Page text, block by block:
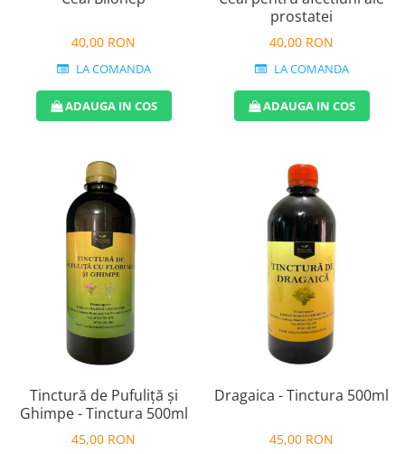
Perne de Sare
40,00 RON
LA COMANDA
ADAUGA IN COS
prostatei
40,00 RON
LA COMANDA
ADAUGA IN COS
Tinctură de Pufuliță și
Ghimpe - Tinctura 500ml
45,00 RON
Dragaica - Tinctura 500ml
45,00 RON